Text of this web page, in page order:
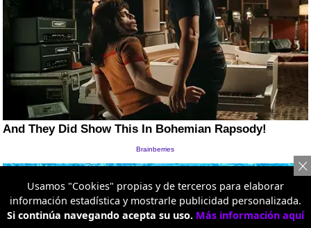
Usamos "Cookies" propias y de terceros para elaborar
información estadística y mostrarle publicidad personalizada.
Si continúa navegando acepta su uso. Más información aquí